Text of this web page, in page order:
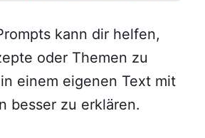
kann dir helfen,
oder Themen zu
einem eigenen Text mit
besser zu erklären.